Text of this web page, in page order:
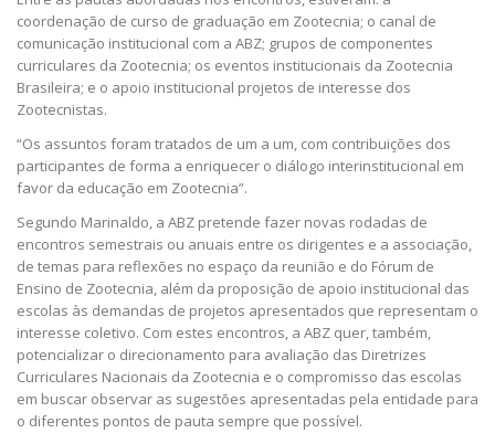
coordenação de curso de graduação em Zootecnia; o canal de
comunicação institucional com a ABZ; grupos de componentes
curriculares da Zootecnia; os eventos institucionais da Zootecnia
Brasileira; e o apoio institucional projetos de interesse dos
Zootecnistas.
“Os assuntos foram tratados de um a um, com contribuições dos
participantes de forma a enriquecer o diálogo interinstitucional em
favor da educação em Zootecnia”.
Segundo Marinaldo, a ABZ pretende fazer novas rodadas de
encontros semestrais ou anuais entre os dirigentes e a associação,
de temas para reflexões no espaço da reunião e do Fórum de
Ensino de Zootecnia, além da proposição de apoio institucional das
escolas às demandas de projetos apresentados que representam o
interesse coletivo. Com estes encontros, a ABZ quer, também,
potencializar o direcionamento para avaliação das Diretrizes
Curriculares Nacionais da Zootecnia e o compromisso das escolas
em buscar observar as sugestões apresentadas pela entidade para
o diferentes pontos de pauta sempre que possível.